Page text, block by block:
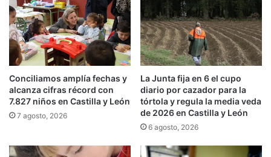
Conciliamos amplía fechas y
alcanza cifras récord con
7.827 niños en Castilla y León
7 agosto, 2026
La Junta fija en 6 el cupo
diario por cazador para la
tórtola y regula la media veda
de 2026 en Castilla y León
6 agosto, 2026